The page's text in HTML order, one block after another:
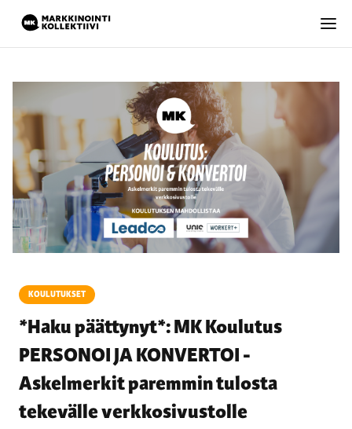
KOULUTUKSET
*Haku päättynyt*: MK Koulutus
PERSONOI JA KONVERTOI -
Askelmerkit paremmin tulosta
tekevälle verkkosivustolle